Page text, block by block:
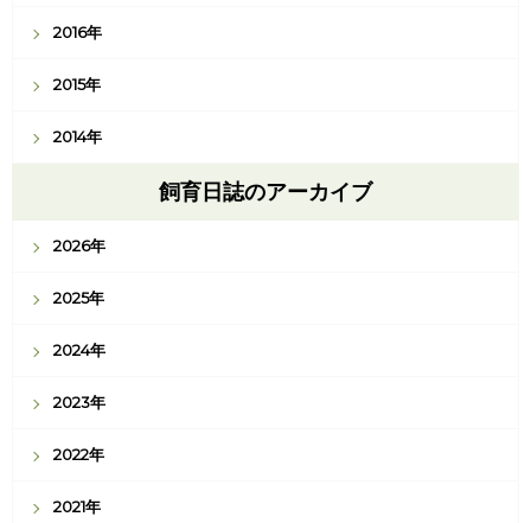
2016年
2015年
2014年
飼育日誌のアーカイブ
2026年
2025年
2024年
2023年
2022年
2021年